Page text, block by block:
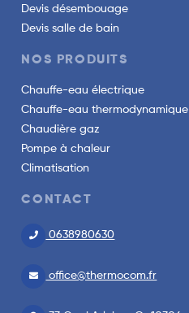
Devis désembouage
Devis salle de bain
NOS PRODUITS
Chauffe-eau électrique
Chauffe-eau thermodynamique
Chaudière gaz
Pompe à chaleur
Climatisation
CONTACT
0638980630
office@thermocom.fr